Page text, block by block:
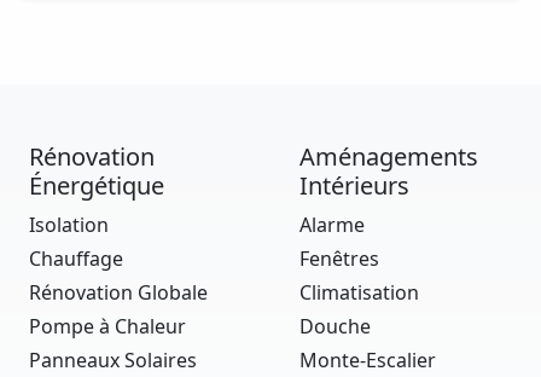
Rénovation
Énergétique
Isolation
Chauffage
Rénovation Globale
Pompe à Chaleur
Panneaux Solaires
Aménagements
Intérieurs
Alarme
Fenêtres
Climatisation
Douche
Monte-Escalier